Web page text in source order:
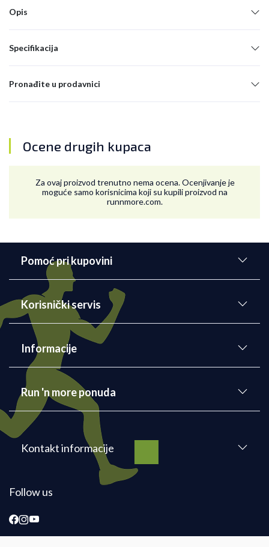
Opis
Specifikacija
Pronađite u prodavnici
Ocene drugih kupaca
Za ovaj proizvod trenutno nema ocena. Ocenjivanje je
moguće samo korisnicima koji su kupili proizvod na
runnmore.com.
Pomoć pri kupovini
Korisnički servis
Informacije
Run 'n more ponuda
Kontakt informacije
Follow us